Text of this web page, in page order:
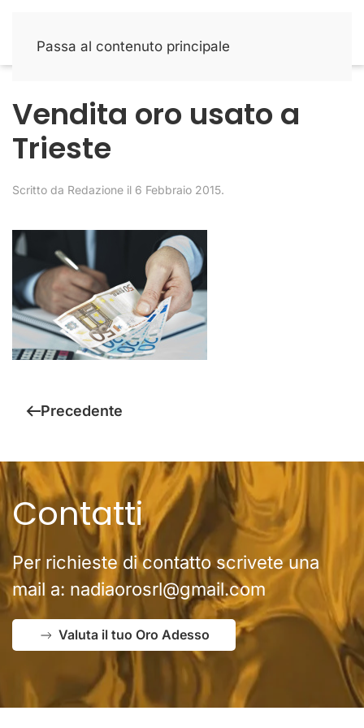
Passa al contenuto principale
Vendita oro usato a
Trieste
Scritto da Redazione il 6 Febbraio 2015.
Precedente
Contatti
Per richieste di contatto scrivete una
mail a: nadiaorosrl@gmail.com
Valuta il tuo Oro Adesso